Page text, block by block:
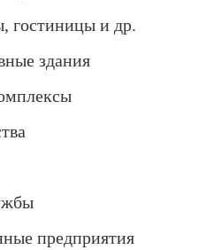
гостиницы и др.
здания
предприятия